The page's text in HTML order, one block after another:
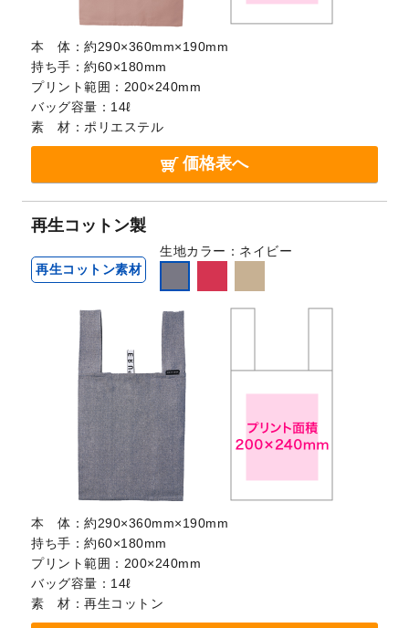
本 体： 約290×360mm×190mm
持ち手： 約60×180mm
プリント範囲： 200×240mm
バッグ容量： 14ℓ
素 材： ポリエステル
価格表へ
再生コットン製
再生コットン素材
生地カラー ネイビー
本 体： 約290×360mm×190mm
持ち手： 約60×180mm
プリント範囲： 200×240mm
バッグ容量： 14ℓ
素 材： 再生コットン